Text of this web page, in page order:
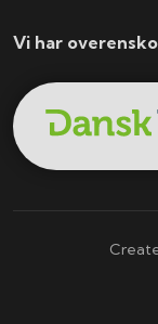
Vi har